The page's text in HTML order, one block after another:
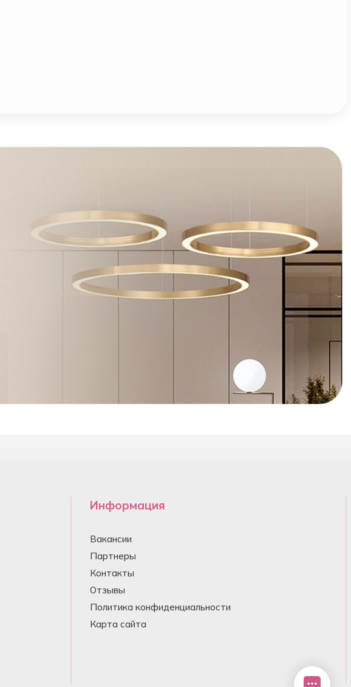
Информация
Вакансии
Партнеры
Контакты
Отзывы
Политика конфиденциальности
Карта сайта